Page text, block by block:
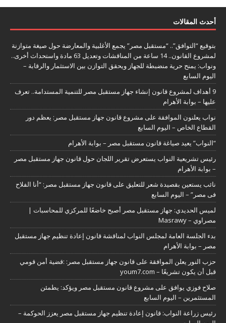
أحدث المقالات
بتوقيع “التوافق”.. “مستقبل مصر” يجمع الأغلبية والمعارضة حول صيغة متوازنة
لمشروع القانون.. 14 ساعة من المناقشات وتعديل 63 مادة واستحداث أخرى..
ونواب: يمنح حرية منضبطة للجهاز ويحقق التوازن بين الاستثمار والرقابة –
اليوم السابع
9 أهداف لمشروع قانون إنشاء جهاز مستقبل مصر للتنمية المستدامة.. تعرف
عليها – بوابة الأهرام
نواب يعلنون الموافقة على مشروع قانون جهاز مستقبل مصر: يعظم دور
القطاع الخاص – اليوم السابع
“النواب” يعيد صياغة قانون مستقبل مصر – بوابة الأهرام
رئيس تشريعية النواب يستعرض تقرير اللجان حول قانون جهاز مستقبل مصر
– بوابة الأهرام
نائب يستعين بقصيدة شعر للتعليق على قانون جهاز مستقبل مصر: “أنا الفلاح
فى مصر” – اليوم السابع
لميس الحديدي: جهاز مستقبل مصر أصبح خاضعًا للمركزي للمحاسبات |
مصراوي – Masrawy
بدء الجلسة العامة لمجلس النواب لمناقشة قانون إعادة تنظيم جهاز مستقبل
مصر – بوابة الأهرام
حزب النور يعلن الموافقة على قانون جهاز مستقبل مصر: :قضية أمن قومي
قبل أن يكون تشريعًا – youm7.com
صلاح فوزي يوافق على مشروع قانون مستقبل مصر ويؤكد: يطمئن
المستثمرين – اليوم السابع
رئيس زراعة النواب: قانون إعادة تنظيم جهاز مستقبل مصر يعزز الحوكمة –